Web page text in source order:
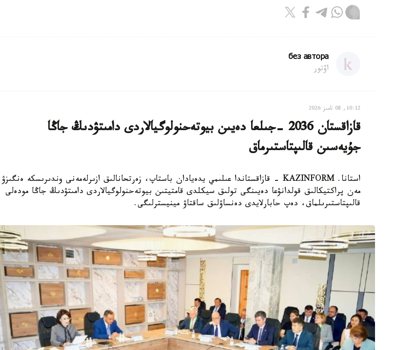
без автора
اۆتور
10:12, 08 تامىز 2026
قازاقستان 2036 -جىلعا دەيىن بيوتەحنولوگيالاردى دامىتۋدىڭ جاڭا
جۇيەسىن قالىپتاستىرماق
استانا. KAZINFORM - قازاقستاندا عىلىمي يدەيادان باستاپ، زەرتحانالىق ازىرلەمەنى وندىرىسكە ەنگىزۋ
مەن پراكتيكالىق قولدانۋعا دەيىنگى تولىق سيكلدى قامتيتىن بيوتەحنولوگيالاردى دامىتۋدىڭ جاڭا مودەلى
قالىپتاستىرىلماق، دەپ حابارلايدى دەنساۋلىق ساقتاۋ مينيسترلىگى.